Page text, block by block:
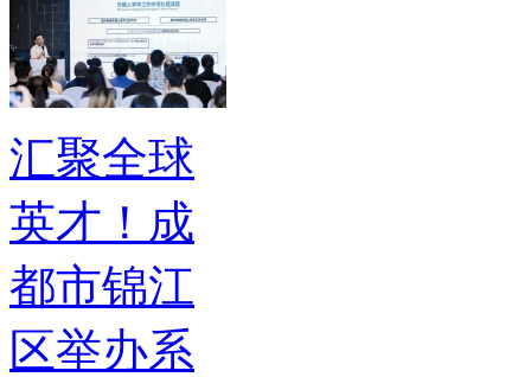
汇聚全球
英才！成
都市锦江
区举办系